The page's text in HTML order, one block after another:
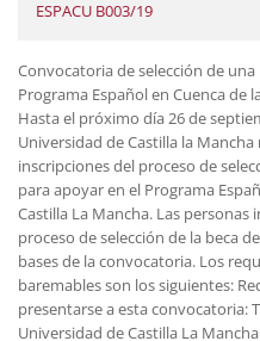
ESPACU B003/19
Convocatoria de selección de
Programa Español en Cuenca de
Hasta el próximo día 26 de
Universidad de Castilla la
inscripciones del proceso de
para apoyar en el Programa
Castilla La Mancha. Las
proceso de selección de la beca
bases de la convocatoria. Los
baremables son los siguientes:
presentarse a esta convocatoria:
Universidad de Castilla La